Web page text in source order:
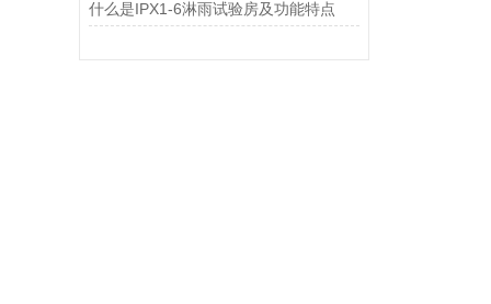
什么是IPX1-6淋雨试验房及功能特点